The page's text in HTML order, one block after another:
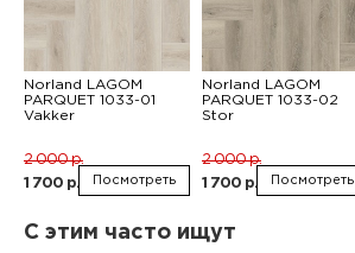
Norland LAGOM
PARQUET 1033-01
Vakker
2 000 р.
1 700 р.
Посмотреть
Norland LAGOM
PARQUET 1033-02
Stor
2 000 р.
1 700 р.
Посмотреть
С этим часто ищут